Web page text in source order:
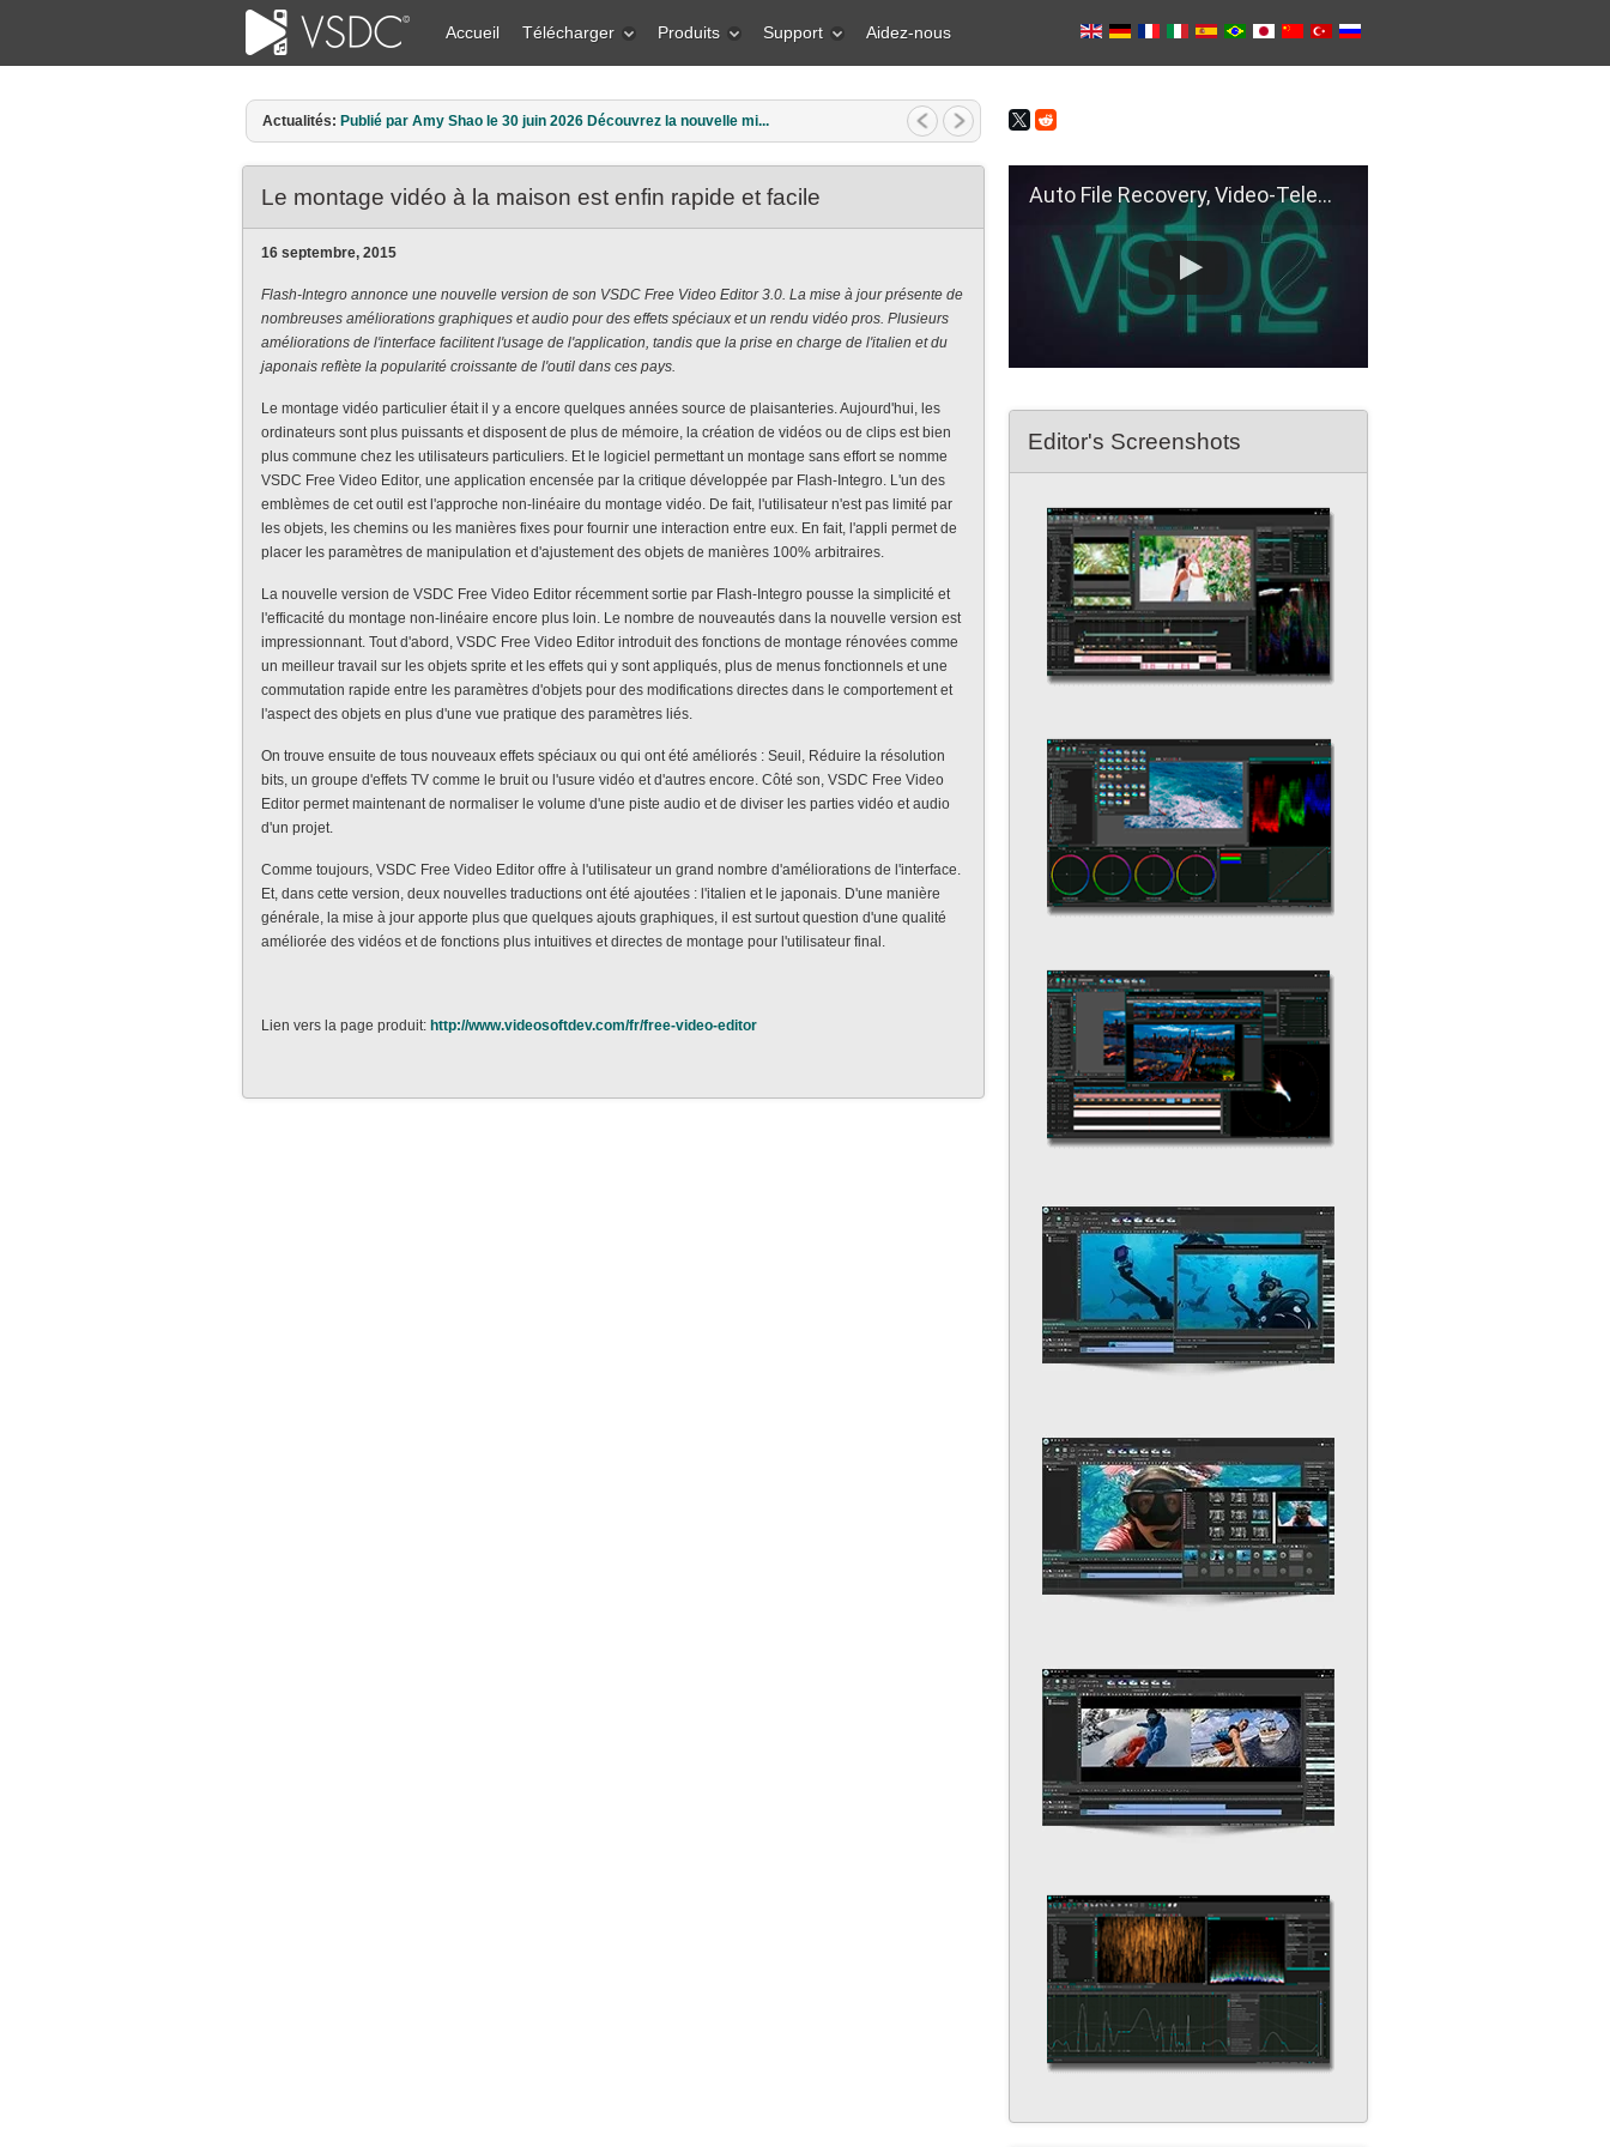
Accueil Télécharger Produits Support Aidez-nous
Actualités: Publié par Amy Shao le 30 juin 2026 Découvrez la nouvelle mi...
Le montage vidéo à la maison est enfin rapide et facile
16 septembre, 2015
Flash-Integro annonce une nouvelle version de son VSDC Free Video Editor 3.0. La mise à jour présente de
nombreuses améliorations graphiques et audio pour des effets spéciaux et un rendu vidéo pros. Plusieurs
améliorations de l'interface facilitent l'usage de l'application, tandis que la prise en charge de l'italien et du
japonais reflète la popularité croissante de l'outil dans ces pays.
Le montage vidéo particulier était il y a encore quelques années source de plaisanteries. Aujourd'hui, les
ordinateurs sont plus puissants et disposent de plus de mémoire, la création de vidéos ou de clips est bien
plus commune chez les utilisateurs particuliers. Et le logiciel permettant un montage sans effort se nomme
VSDC Free Video Editor, une application encensée par la critique développée par Flash-Integro. L'un des
emblèmes de cet outil est l'approche non-linéaire du montage vidéo. De fait, l'utilisateur n'est pas limité par
les objets, les chemins ou les manières fixes pour fournir une interaction entre eux. En fait, l'appli permet de
placer les paramètres de manipulation et d'ajustement des objets de manières 100% arbitraires.
La nouvelle version de VSDC Free Video Editor récemment sortie par Flash-Integro pousse la simplicité et
l'efficacité du montage non-linéaire encore plus loin. Le nombre de nouveautés dans la nouvelle version est
impressionnant. Tout d'abord, VSDC Free Video Editor introduit des fonctions de montage rénovées comme
un meilleur travail sur les objets sprite et les effets qui y sont appliqués, plus de menus fonctionnels et une
commutation rapide entre les paramètres d'objets pour des modifications directes dans le comportement et
l'aspect des objets en plus d'une vue pratique des paramètres liés.
On trouve ensuite de tous nouveaux effets spéciaux ou qui ont été améliorés : Seuil, Réduire la résolution
bits, un groupe d'effets TV comme le bruit ou l'usure vidéo et d'autres encore. Côté son, VSDC Free Video
Editor permet maintenant de normaliser le volume d'une piste audio et de diviser les parties vidéo et audio
d'un projet.
Comme toujours, VSDC Free Video Editor offre à l'utilisateur un grand nombre d'améliorations de l'interface.
Et, dans cette version, deux nouvelles traductions ont été ajoutées : l'italien et le japonais. D'une manière
générale, la mise à jour apporte plus que quelques ajouts graphiques, il est surtout question d'une qualité
améliorée des vidéos et de fonctions plus intuitives et directes de montage pour l'utilisateur final.
Lien vers la page produit: http://www.videosoftdev.com/fr/free-video-editor
Auto File Recovery, Video-Telemetry Sync, H.266 (VVC)
Editor's Screenshots